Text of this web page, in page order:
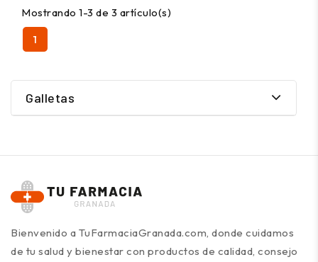
Mostrando 1-3 de 3 artículo(s)
1
Galletas
Bienvenido a TuFarmaciaGranada.com, donde cuidamos
de tu salud y bienestar con productos de calidad, consejo